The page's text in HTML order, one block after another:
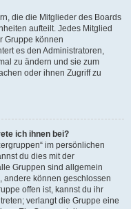
die die Mitglieder des Boards
aufteilt. Jedes Mitglied
Gruppe können
es den Administratoren,
zu ändern und sie zum
oder ihnen Zugriff zu
ich ihnen bei?
im persönlichen
du dies mit der
Gruppen sind allgemein
andere können geschlossen
offen ist, kannst du ihr
verlangt die Gruppe eine